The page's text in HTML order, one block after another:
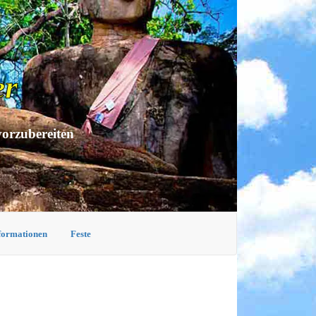
Feste